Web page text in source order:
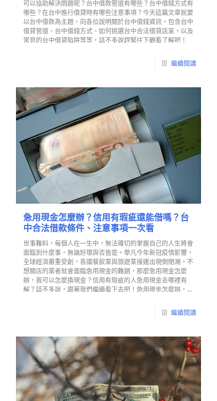
可以協助解決問題呢？台中借款管道有哪些？台中借錢方式有
哪些？在台中進行借貸時有哪些注意事項？今天這篇文章就要
以台中借款為主題，向各位說明關於台中借錢資訊，包含台中
借貸管道、台中借錢方式、如何挑選台中合法借貸店家，以及
常見的台中借貸陷阱等等，話不多說趕緊往下觀看了解吧！
繼續閱讀
急用現金怎麼辦？信用有瑕疵還能借嗎？台
中合法借款條件、注意事項一次看
世事難料，每個人在一生中，無法確切的掌握自己的人生將會
面臨到什麼事，無論好壞與否皆是。舉凡今年新冠疫情影響，
全球經濟嚴重受創，各國餐飲業與旅遊業接連出現倒閉潮，不
想關店的業者就會面臨急用現金的難題，那麼急用現金怎麼
辦，我可以怎麼換現金？信用有瑕疵的人急用現金去哪裡有
解？話不多說，跟著我們繼續看下去吧！急用現金怎麼辦，
繼續閱讀